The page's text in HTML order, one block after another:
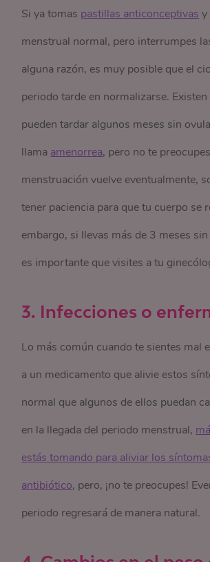
Si ya tomas pastillas anticonceptivas y
menstrual normal, pero interrumpes
alguna razón, es muy posible que el
periodo tarde en normalizarse.
pueden tardar algunos meses sin
llama amenorrea, pero no te
menstruación vuelve eventualmente,
tener paciencia para que tu cuerpo se
embargo, si llevas más de 3 meses
es importante que visites a tu
3. Infecciones o
Lo más común cuando te sientes mal
a un medicamento que alivie estos
normal que algunos de ellos puedan
en la llegada del periodo menstrual,
estás tomando para aliviar los
antibiótico, pero, ¡no te preocupes!
periodo regresará de manera natural.